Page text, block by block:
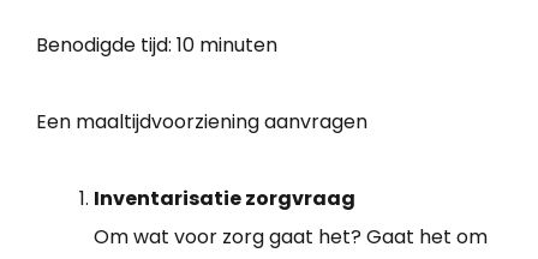
Benodigde tijd: 10 minuten
Een maaltijdvoorziening aanvragen
Inventarisatie zorgvraag
Om wat voor zorg gaat het? Gaat het om